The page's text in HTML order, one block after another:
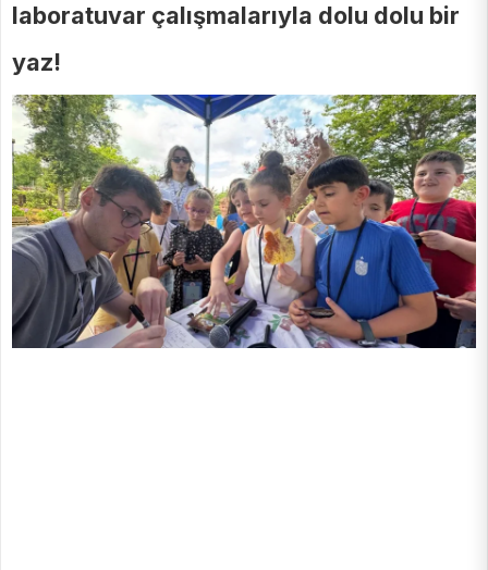
laboratuvar çalışmalarıyla dolu dolu bir
yaz!